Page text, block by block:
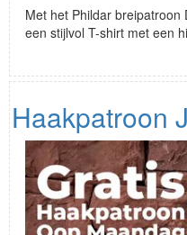
Met het Phildar
een stijlvol T-shirt met een
Haakpatroon